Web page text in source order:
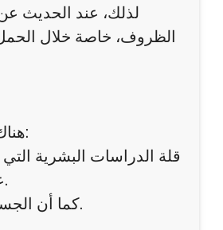
لذلك، عند الحديث عن
الظروف، خاصة خلال
هناك عدة أسباب تجعل الأطباء يوصون بعدم استخدام هذه الحقن خلال الحمل، ومن أبرزها:
قلة الدراسات البشرية التي
عمل الدواء، والحاجة إلى الحفاظ على استقرار صحي طبيعي دون تدخلات غير ضرورية.
كما أن الجسم خلال الحمل يمر بتغيرات كبيرة، مما قد يجعل الاستجابة للأدوية مختلفة وغير متوقعة.